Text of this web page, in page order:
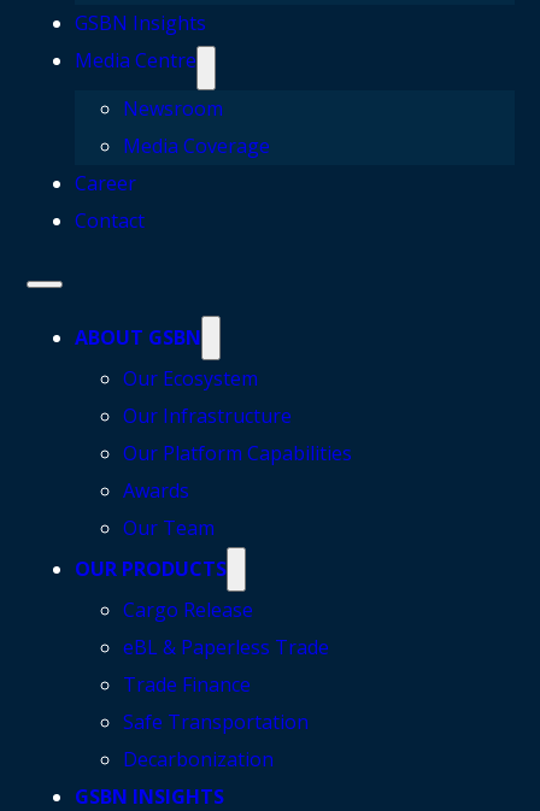
GSBN Insights
Media Centre
Newsroom
Media Coverage
Career
Contact
ABOUT GSBN
Our Ecosystem
Our Infrastructure
Our Platform Capabilities
Awards
Our Team
OUR PRODUCTS
Cargo Release
eBL & Paperless Trade
Trade Finance
Safe Transportation
Decarbonization
GSBN INSIGHTS